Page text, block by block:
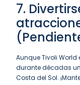
7.
Aunque Tivoli
durante décadas
Costa del Sol.